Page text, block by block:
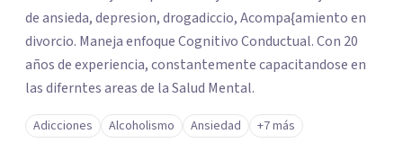
de ansieda, depresion, drogadiccio, Acompa{amiento en
divorcio. Maneja enfoque Cognitivo Conductual. Con 20
años de experiencia, constantemente capacitandose en
las diferntes areas de la Salud Mental.
Adicciones Alcoholismo Ansiedad +7 más